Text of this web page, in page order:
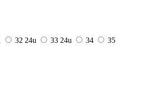
32 24u 33 24u 34
35